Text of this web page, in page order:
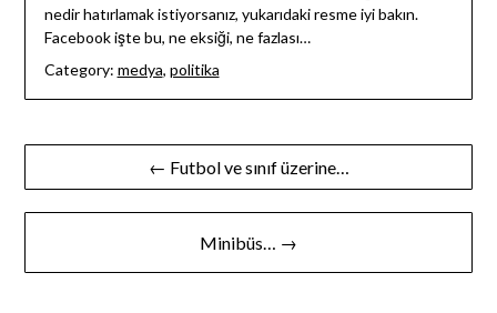
nedir hatırlamak istiyorsanız, yukarıdaki resme iyi bakın.
Facebook işte bu, ne eksiği, ne fazlası…
Category: medya, politika
Yazı
gezinmesi
← Futbol ve sınıf üzerine…
Minibüs… →